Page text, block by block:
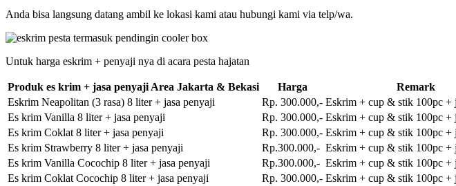
Anda bisa langsung datang ambil ke lokasi kami atau hubungi kami via telp/wa.
Untuk harga eskrim + penyaji nya di acara pesta hajatan
Produk es krim + jasa penyaji Area Jakarta & Bekasi Harga
Remark
Eskrim Neapolitan (3 rasa) 8 liter + jasa penyaji
Rp. 300.000,- Eskrim + cup & stik 100pc +
Es krim Vanilla 8 liter + jasa penyaji
Rp. 300.000,- Eskrim + cup & stik 100pc +
Es krim Coklat 8 liter + jasa penyaji
Rp. 300.000,- Eskrim + cup & stik 100pc +
Es krim Strawberry 8 liter + jasa penyaji
Rp.300.000,- Eskrim + cup & stik 100pc +
Es krim Vanilla Cocochip 8 liter + jasa penyaji
Rp.300.000,- Eskrim + cup & stik 100pc +
Es krim Coklat Cocochip 8 liter + jasa penyaji
Rp. 300.000,- Eskrim + cup & stik 100pc +